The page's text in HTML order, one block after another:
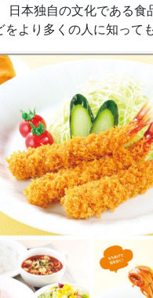
本独自の文化である食
をより多くの人に知っ